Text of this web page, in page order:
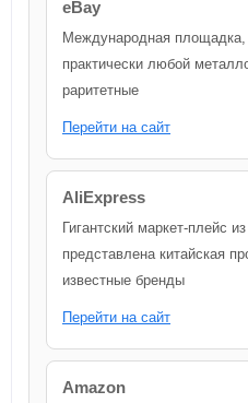
eBay
Международная площадка,
практически любой
раритетные
Перейти на сайт
AliExpress
Гигантский маркет-плейс
представлена китайская
известные бренды
Перейти на сайт
Amazon